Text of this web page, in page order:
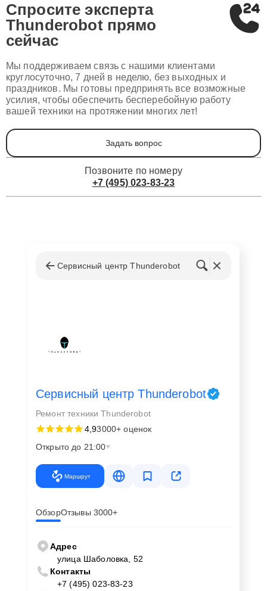
Спросите эксперта
Thunderobot прямо
сейчас
Мы поддерживаем связь с нашими клиентами
круглосуточно, 7 дней в неделю, без выходных и
праздников. Мы готовы предпринять все возможные
усилия, чтобы обеспечить бесперебойную работу
вашей техники на протяжении многих лет!
Задать вопрос
Позвоните по номеру
+7 (495) 023-83-23
Сервисный центр Thunderobot
Сервисный центр Thunderobot
Ремонт техники Thunderobot
4,93000+ оценок
Открыто до 21:00
Маршрут
ОбзорОтзывы 3000+
Адрес
улица Шаболовка, 52
Контакты
+7 (495) 023-83-23